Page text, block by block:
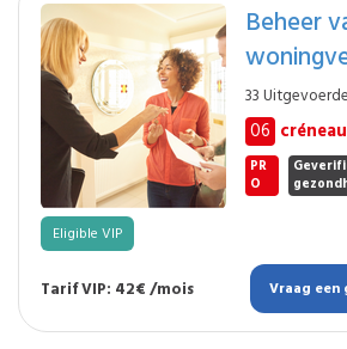
Beheer
33
06
PR
O
Eligible VIP
Tarif VIP: 42€ /mois Vraag